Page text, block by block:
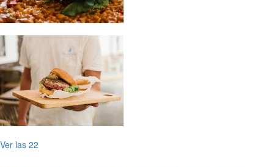
Ver las 22